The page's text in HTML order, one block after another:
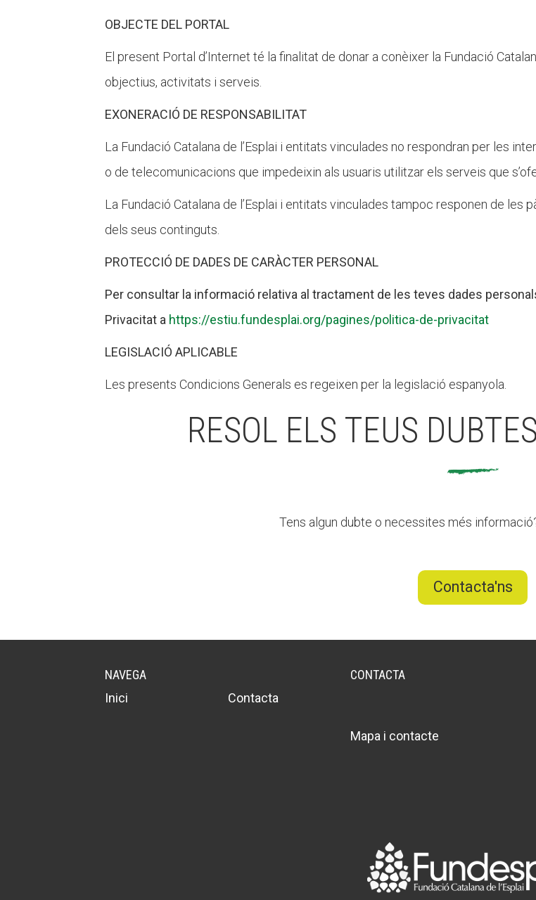
OBJECTE DEL PORTAL
El present Portal d’Internet té la finalitat de donar a conèixer la Fundació
objectius, activitats i serveis.
EXONERACIÓ DE RESPONSABILITAT
La Fundació Catalana de l’Esplai i entitats vinculades no respondran per les
o de telecomunicacions que impedeixin als usuaris utilitzar els serveis que
La Fundació Catalana de l’Esplai i entitats vinculades tampoc responen de les
dels seus continguts.
PROTECCIÓ DE DADES DE CARÀCTER PERSONAL
Per consultar la informació relativa al tractament de lesteves dades
Privacitat a https://estiu.fundesplai.org/pagines/politica-de-privacitat
LEGISLACIÓ APLICABLE
Les presents Condicions Generals es regeixen per la legislació espanyola.
RESOL ELS TEUS
Tens algun dubte o necessites més
Contacta'ns
NAVEGA
Inici
Contacta
CONTACTA
Mapa i contacte